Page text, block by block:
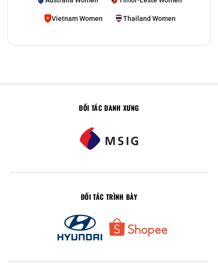
Vietnam Women Thailand Women
ĐỐI TÁC DANH XƯNG
ĐỐI TÁC TRÌNH BÀY